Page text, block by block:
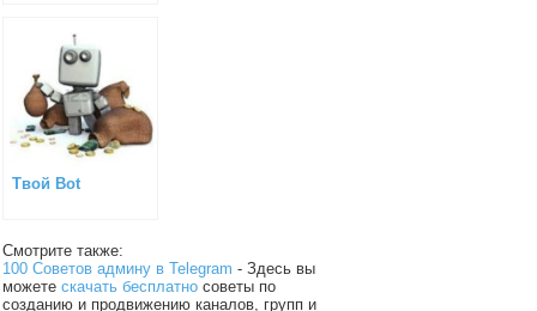
Твой Bot
Смотрите также:
100 Советов админу в Telegram - Здесь вы
можетескачать бесплатно советы по
созданию и продвижению каналов, групп и